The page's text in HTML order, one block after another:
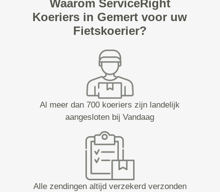
Waarom ServiceRight
Koeriers in Gemert voor uw
Fietskoerier?
Al meer dan 700 koeriers zijn landelijk
aangesloten bij Vandaag
Alle zendingen altijd verzekerd verzonden